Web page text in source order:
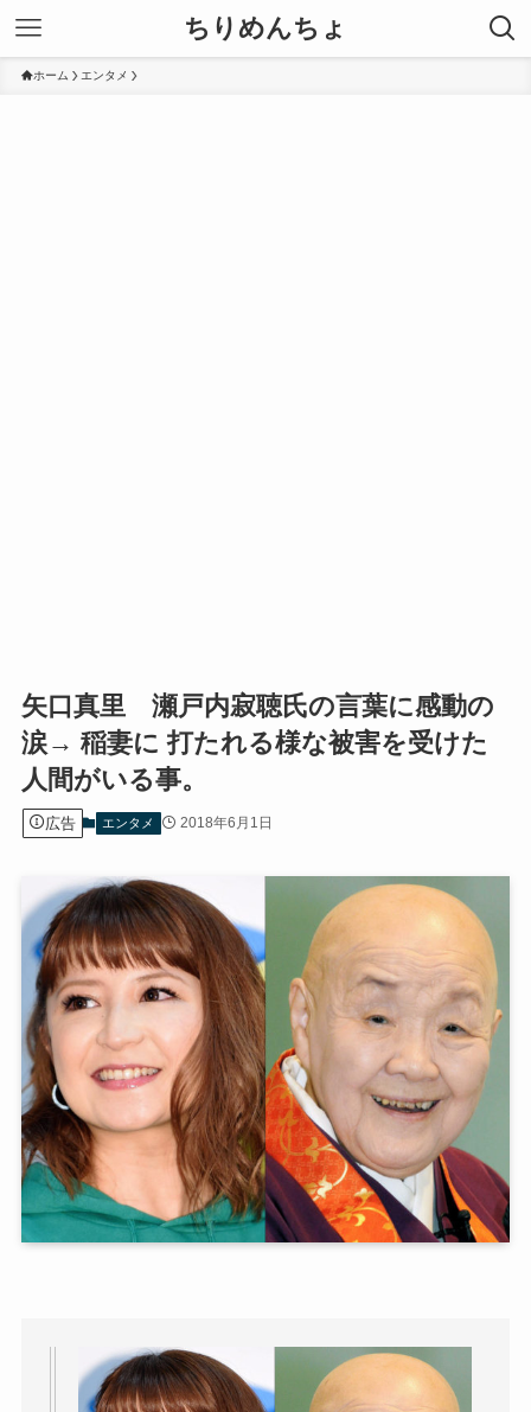
ちりめんちょ
ホーム エンタメ
矢口真里 瀬戸内寂聴氏の言葉に感動の
涙→ 稲妻に 打たれる様な被害を受けた
人間がいる事。
広告 エンタメ 2018年6月1日